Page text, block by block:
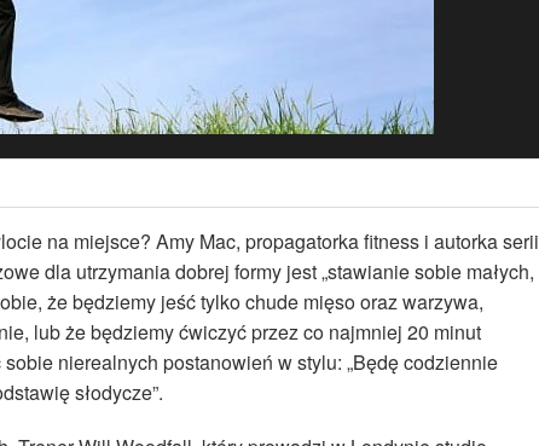
na miejsce? Amy Mac, propagatorka fitness i autorka serii
dla utrzymania dobrej formy jest „stawianie sobie małych,
że będziemy jeść tylko chude mięso oraz warzywa,
lub że będziemy ćwiczyć przez co najmniej 20 minut
nierealnych postanowień w stylu: „Będę codziennie
słodycze”.